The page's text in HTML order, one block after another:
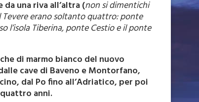
una riva all’altra (non si dimentichi
erano soltanto quattro: ponte
l’isola Tiberina, ponte Cestio e il ponte
di marmo bianco del nuovo
cave di Baveno e Montorfano,
dal Po fino all’Adriatico, per poi
anni.